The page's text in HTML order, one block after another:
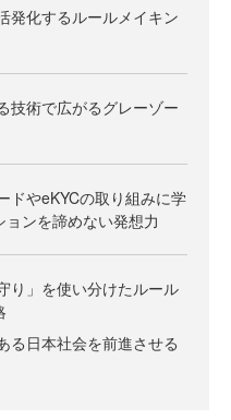
発化するルールメイキン
技術で広がるグレーゾー
ドやeKYCの取り組みに学
ンを諦めない発想力
り」を使い分けたルール
る日本社会を前進させる